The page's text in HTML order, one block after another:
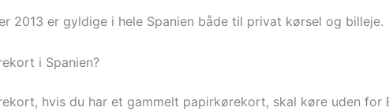
2013 er gyldige i hele Spanien både til privat kørsel og billeje.
i Spanien?
hvis du har et gammelt papirkørekort, skal køre uden